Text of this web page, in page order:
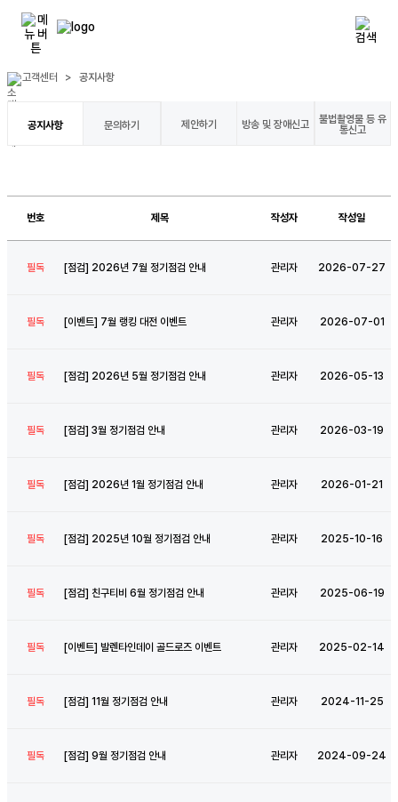
고객센터 > 공지사항
공지사항 문의하기 제안하기 방송 및 장애신고
불법촬영물 등 유
통신고
번호 제목 작성자 작성일
필독 [점검] 2026년 7월 정기 점검 안내 관리자 2026-07-27
필독 [이 벤트] 7월 랭킹 대전 이 벤트 관리자 2026-07-01
필독 [점검] 2026년 5월 정기 점검 안내 관리자 2026-05-13
필독 [점검] 3월 정기 점검 안내 관리자 2026-03-19
필독 [점검] 2026년 1월 정기 점검 안내 관리자 2026-01-21
필독 [점검] 2025년 10월 정기 점검 안내 관리자 2025-10-16
필독 [점검] 친구티 비 6월 정기 점검 안내 관리자 2025-06-19
필독 [이 벤트] 발렌타인데 이 골드로즈 이 벤트 관리자 2025-02-14
필독 [점검] 11월 정기 점검 안내 관리자 2024-11-25
필독 [점검] 9월 정기 점검 안내 관리자 2024-09-24